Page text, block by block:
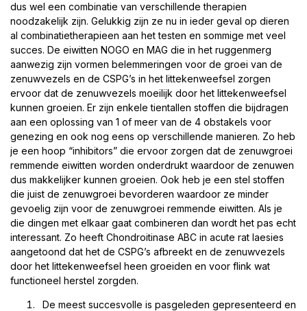
dus wel een combinatie van verschillende therapien
noodzakelijk zijn. Gelukkig zijn ze nu in ieder geval op dieren
al combinatietherapieen aan het testen en sommige met veel
succes. De eiwitten NOGO en MAG die in het ruggenmerg
aanwezig zijn vormen belemmeringen voor de groei van de
zenuwvezels en de CSPG’s in het littekenweefsel zorgen
ervoor dat de zenuwvezels moeilijk door het littekenweefsel
kunnen groeien. Er zijn enkele tientallen stoffen die bijdragen
aan een oplossing van 1 of meer van de 4 obstakels voor
genezing en ook nog eens op verschillende manieren. Zo heb
je een hoop “inhibitors” die ervoor zorgen dat de zenuwgroei
remmende eiwitten worden onderdrukt waardoor de zenuwen
dus makkelijker kunnen groeien. Ook heb je een stel stoffen
die juist de zenuwgroei bevorderen waardoor ze minder
gevoelig zijn voor de zenuwgroei remmende eiwitten. Als je
die dingen met elkaar gaat combineren dan wordt het pas echt
interessant. Zo heeft Chondroitinase ABC in acute rat laesies
aangetoond dat het de CSPG’s afbreekt en de zenuwvezels
door het littekenweefsel heen groeiden en voor flink wat
functioneel herstel zorgden.
De meest succesvolle is pasgeleden gepresenteerd en